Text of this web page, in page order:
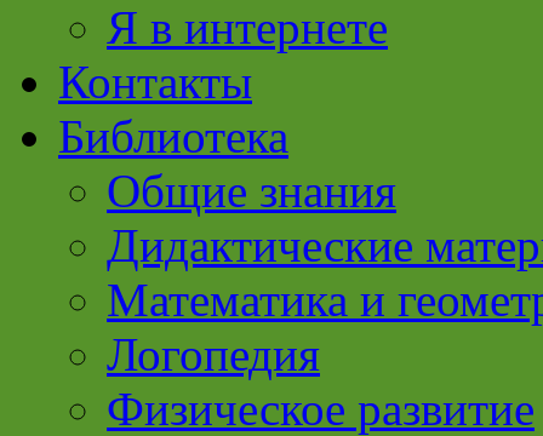
Я в интернете
Контакты
Библиотека
Общие знания
Дидактические
Математика и
Логопедия
Физическое развитие